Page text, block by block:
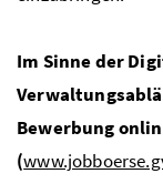
Im Sinne der
Bewerbung
(